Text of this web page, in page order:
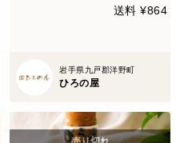
送料 ¥864
岩手県九戸郡洋野町
ひろの屋